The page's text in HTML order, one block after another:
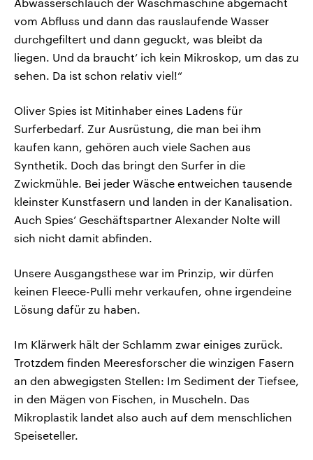
vom Abfluss und dann das rauslaufende Wasser
durchgefiltert und dann geguckt, was bleibt da
liegen. Und da braucht’ ich kein Mikroskop, um das zu
sehen. Da ist schon relativ viel!“
Oliver Spies ist Mitinhaber eines Ladens für
Surferbedarf. Zur Ausrüstung, die man bei ihm
kaufen kann, gehören auch viele Sachen aus
Synthetik. Doch das bringt den Surfer in die
Zwickmühle. Bei jeder Wäsche entweichen tausende
kleinster Kunstfasern und landen in der Kanalisation.
Auch Spies’ Geschäftspartner Alexander Nolte will
sich nicht damit abfinden.
Unsere Ausgangsthese war im Prinzip, wir dürfen
keinen Fleece-Pulli mehr verkaufen, ohne irgendeine
Lösung dafür zu haben.
Im Klärwerk hält der Schlamm zwar einiges zurück.
Trotzdem finden Meeresforscher die winzigen Fasern
an den abwegigsten Stellen: Im Sediment der Tiefsee,
in den Mägen von Fischen, in Muscheln. Das
Mikroplastik landet also auch auf dem menschlichen
Speiseteller.